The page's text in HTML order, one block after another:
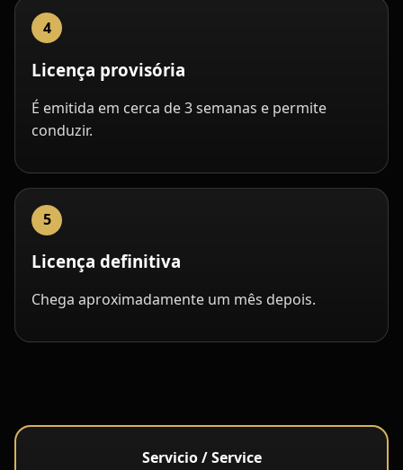
Licença provisória
É emitida em cerca de 3 semanas e permite
conduzir.
Licença definitiva
Chega aproximadamente um mês depois.
Servicio / Service